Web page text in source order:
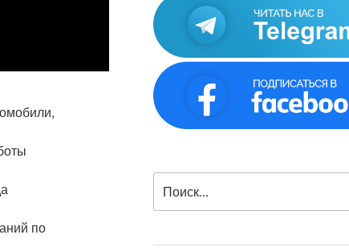
по